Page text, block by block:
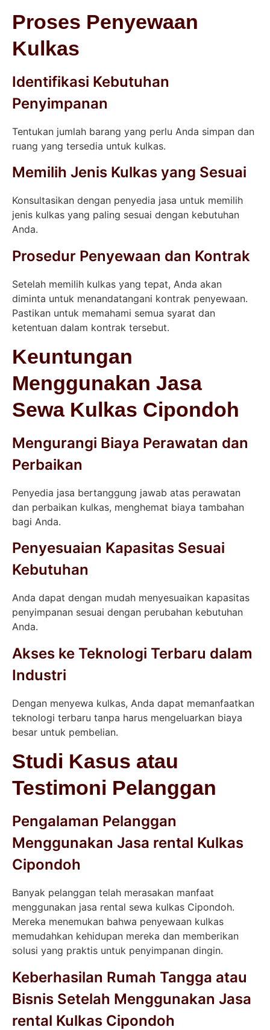
Proses Penyewaan
Kulkas
Identifikasi Kebutuhan
Penyimpanan
Tentukan jumlah barang yang perlu Anda simpan dan
ruang yang tersedia untuk kulkas.
Memilih Jenis Kulkas yang Sesuai
Konsultasikan dengan penyedia jasa untuk memilih
jenis kulkas yang paling sesuai dengan kebutuhan
Anda.
Prosedur Penyewaan dan Kontrak
Setelah memilih kulkas yang tepat, Anda akan
diminta untuk menandatangani kontrak penyewaan.
Pastikan untuk memahami semua syarat dan
ketentuan dalam kontrak tersebut.
Keuntungan
Menggunakan Jasa
Sewa Kulkas Cipondoh
Mengurangi Biaya Perawatan dan
Perbaikan
Penyedia jasa bertanggung jawab atas perawatan
dan perbaikan kulkas, menghemat biaya tambahan
bagi Anda.
Penyesuaian Kapasitas Sesuai
Kebutuhan
Anda dapat dengan mudah menyesuaikan kapasitas
penyimpanan sesuai dengan perubahan kebutuhan
Anda.
Akses ke Teknologi Terbaru dalam
Industri
Dengan menyewa kulkas, Anda dapat memanfaatkan
teknologi terbaru tanpa harus mengeluarkan biaya
besar untuk pembelian.
Studi Kasus atau
Testimoni Pelanggan
Pengalaman Pelanggan
Menggunakan Jasa rental Kulkas
Cipondoh
Banyak pelanggan telah merasakan manfaat
menggunakan jasa rental sewa kulkas Cipondoh.
Mereka menemukan bahwa penyewaan kulkas
memudahkan kehidupan mereka dan memberikan
solusi yang praktis untuk penyimpanan dingin.
Keberhasilan Rumah Tangga atau
Bisnis Setelah Menggunakan Jasa
rental Kulkas Cipondoh